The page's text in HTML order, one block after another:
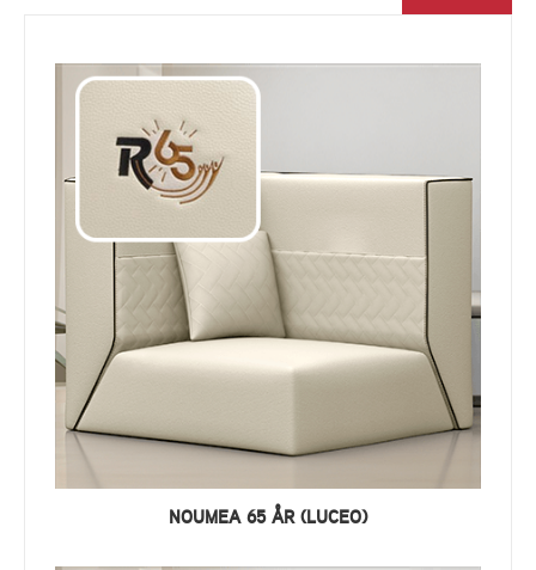
NOUMEA 65 ÅR (LUCEO)